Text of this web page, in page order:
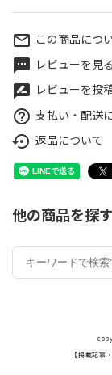
mail_outline この商品につ
textsms レビューを見
rate_review レビューを投
help_outline 支払い・配送
settings_backup_restore 返品について
他の商品を探す
【掲載記事